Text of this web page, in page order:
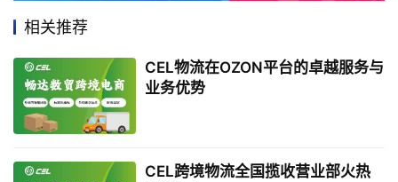
相关推荐
CEL物流在OZON平台的卓越服务与
业务优势
CEL跨境物流全国揽收营业部火热